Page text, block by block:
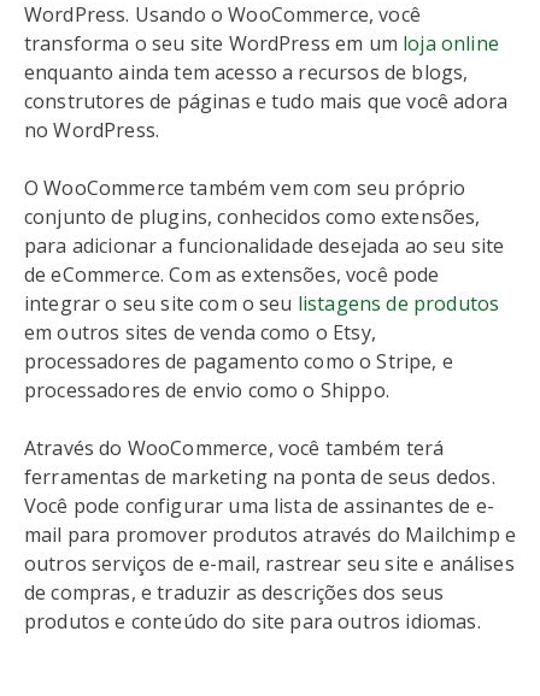
WordPress. Usando o WooCommerce, você
transforma o seu site WordPress em um loja online
enquanto ainda tem acesso a recursos de blogs,
construtores de páginas e tudo mais que você adora
no WordPress.
O WooCommerce também vem com seu próprio
conjunto de plugins, conhecidos como extensões,
para adicionar a funcionalidade desejada ao seu site
de eCommerce. Com as extensões, você pode
integrar o seu site com o seu listagens de produtos
em outros sites de venda como o Etsy,
processadores de pagamento como o Stripe, e
processadores de envio como o Shippo.
Através do WooCommerce, você também terá
ferramentas de marketing na ponta de seus dedos.
Você pode configurar uma lista de assinantes de e-
mail para promover produtos através do Mailchimp e
outros serviços de e-mail, rastrear seu site e análises
de compras, e traduzir as descrições dos seus
produtos e conteúdo do site para outros idiomas.